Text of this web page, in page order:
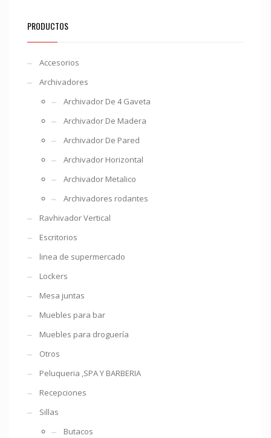
PRODUCTOS
Accesorios
Archivadores
Archivador De 4 Gaveta
Archivador De Madera
Archivador De Pared
Archivador Horizontal
Archivador Metalico
Archivadores rodantes
Ravhivador Vertical
Escritorios
linea de supermercado
Lockers
Mesa juntas
Muebles para bar
Muebles para droguería
Otros
Peluqueria ,SPA Y BARBERIA
Recepciones
Sillas
Butacos